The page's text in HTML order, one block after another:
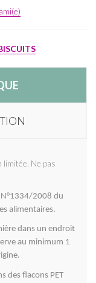
Ne pas
N°1334/2008 du
alimentaires.
dans un endroit
au minimum 1
des flacons PET